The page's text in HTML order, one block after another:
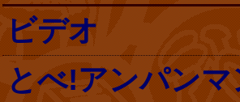
ビデオ
とべ!アンパン